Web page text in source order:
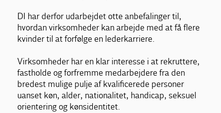
DI har derfor udarbejdet otte anbefalinger til,
hvordan virksomheder kan arbejde med at få flere
kvinder til at forfølge en lederkarriere.
Virksomheder har en klar interesse i at rekruttere,
fastholde og forfremme medarbejdere fra den
bredest mulige pulje af kvalificerede personer
uanset køn, alder, nationalitet, handicap, seksuel
orientering og kønsidentitet.